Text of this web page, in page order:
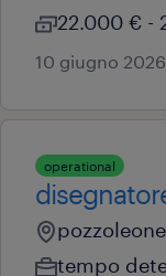
22.000 € -
10 giugno 2026
operational
tempo